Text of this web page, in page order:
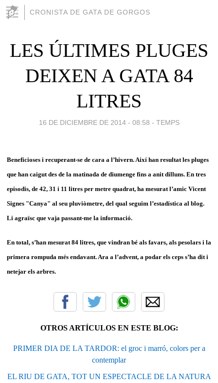
CRONISTA DE GATA DE GORGOS
LES ÚLTIMES PLUGES
DEIXEN A GATA 84
LITRES
16 DE DICIEMBRE DE 2014 - 08:58 - TEMPS
Beneficioses i recuperant-se de cara a l’hivern. Així han resultat les pluges
que han caigut des de la matinada de diumenge fins a anit dilluns. En tres
episodis, de 42, 31 i 11 litres per metre quadrat, ha mesurat l’amic Vicent
Signes "Canya" al seu pluviòmetre, del qual seguim l’estadística al blog.
Li agraïsc que vaja passant-me la informació.
En total, s’han mesurat 84 litres, que vindran bé als favars, als pesolars i la
primera rompuda més endavant. Ara a l’advent, a podar els ceps s’ha dit i
netejar els arbres.
OTROS ARTÍCULOS EN ESTE BLOG:
PRIMER DIA DE LA TARDOR: el groc i marró, colors per a
contemplar
EL RIU DE GATA, TOT UN ESPECTACLE DE LA NATURA